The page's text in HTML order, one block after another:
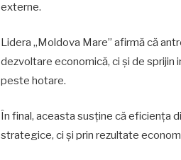
externe.
Lidera „Moldova Mare” afirmă că
dezvoltare economică, ci și de
peste hotare.
În final, aceasta susține că eficiența
strategice, ci și prin rezultate